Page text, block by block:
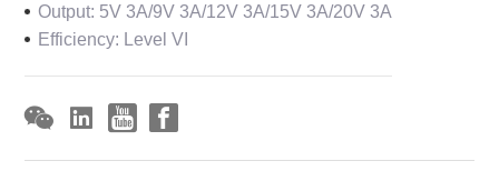
Output: 5V 3A/9V 3A/12V 3A/15V 3A/20V 3A
Efficiency: Level VI